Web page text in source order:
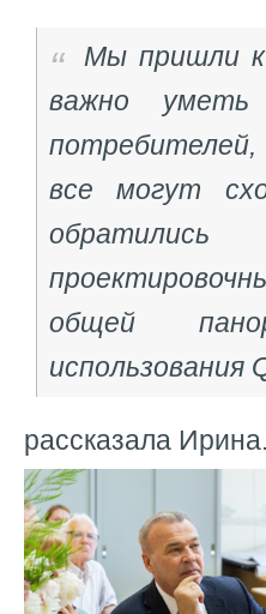
Мы пришли к
важно уметь
все могут
общей
использования
рассказала Ирина.